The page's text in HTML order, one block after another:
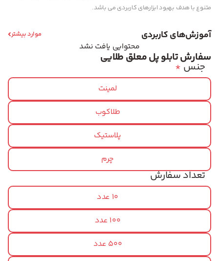
متنوع با هدف بهبود ابزارهای کاربردی می باشد.
آموزش‌های کاربردی موارد بیشتر
محتوایی یافت نشد
سفارش تابلو پل معلق طلایی
* جنس
لمینت
طلاکوب
پلاستیک
چرم
تعداد سفارش
10 عدد
100 عدد
500 عدد